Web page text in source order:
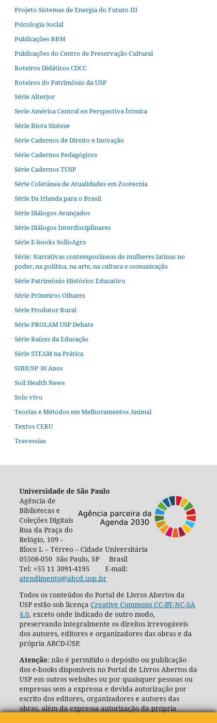
Projeto Sistemas de Energia do Futuro III
Psicologia Social
Publicações BBM
Publicações do Centro de Preservação Cultural
Roteiros Didáticos CDCC
Roteiros do Patrimônio da USP
Série Alterjor
Serie América Central en Perspectiva Ístmica
Série Biota Síntese
Série Cadernos de Direito e Inovação
Série Cadernos Pedagógicos
Série Cadernos TUSP
Série Coletânea de Atualidades em Zootecnia
Série Da Irlanda para o Brasil
Série Diálogos Avançados
Série Diálogos Interdisciplinares
Série E-books SolloAgro
Série: Narrativas contemporâneas de mulheres latinas no
poder, na política, na arte, na cultura e comunicação
Série Patrimônio Histórico Educativo
Série Primeiros Olhares
Série Produtor Rural
Série PROLAM USP Debate
Série Raízes da Educação
Série STEAM na Prática
SIBiUSP 30 Anos
Soil Health News
Solo vivo
Teorias e Métodos em Melhoramentos Animal
Textos CERU
Travessias
Universidade de São Paulo
Agência de
Bibliotecas e
Coleções Digitais
Rua da Praça do
Relógio, 109 -
Bloco L – Térreo – Cidade Universitária
05508-050 São Paulo, SP Brasil
Tel: +55 11 3091-4195 E-mail:
atendimento@abcd.usp.br
Todos os conteúdos do Portal de Livros Abertos da
USP estão sob licença Creative Commons CC-BY-NC-SA
4.0, exceto onde indicado de outro modo,
preservando integralmente os direitos irrevogáveis
dos autores, editores e organizadores das obras e da
própria ABCD-USP.
Atenção: não é permitido o depósito ou publicação
dos e-books disponíveis no Portal de Livros Abertos da
USP em outros websites ou por quaisquer pessoas ou
empresas sem a expressa e devida autorização por
escrito dos editores, organizadores e autores das
obras, além da expressa autorização da própria